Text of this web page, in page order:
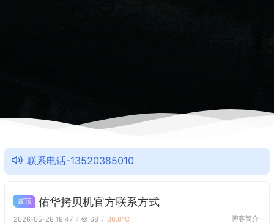
联系电话-13520385010
置顶 佑华拷贝机官方联系方式
2026-05-28 18:47 68 36.8℃ 博客简介